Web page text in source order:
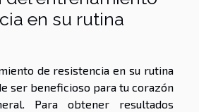
en su rutina
de resistencia en su rutina
ser beneficioso para tu corazón
Para obtener resultados